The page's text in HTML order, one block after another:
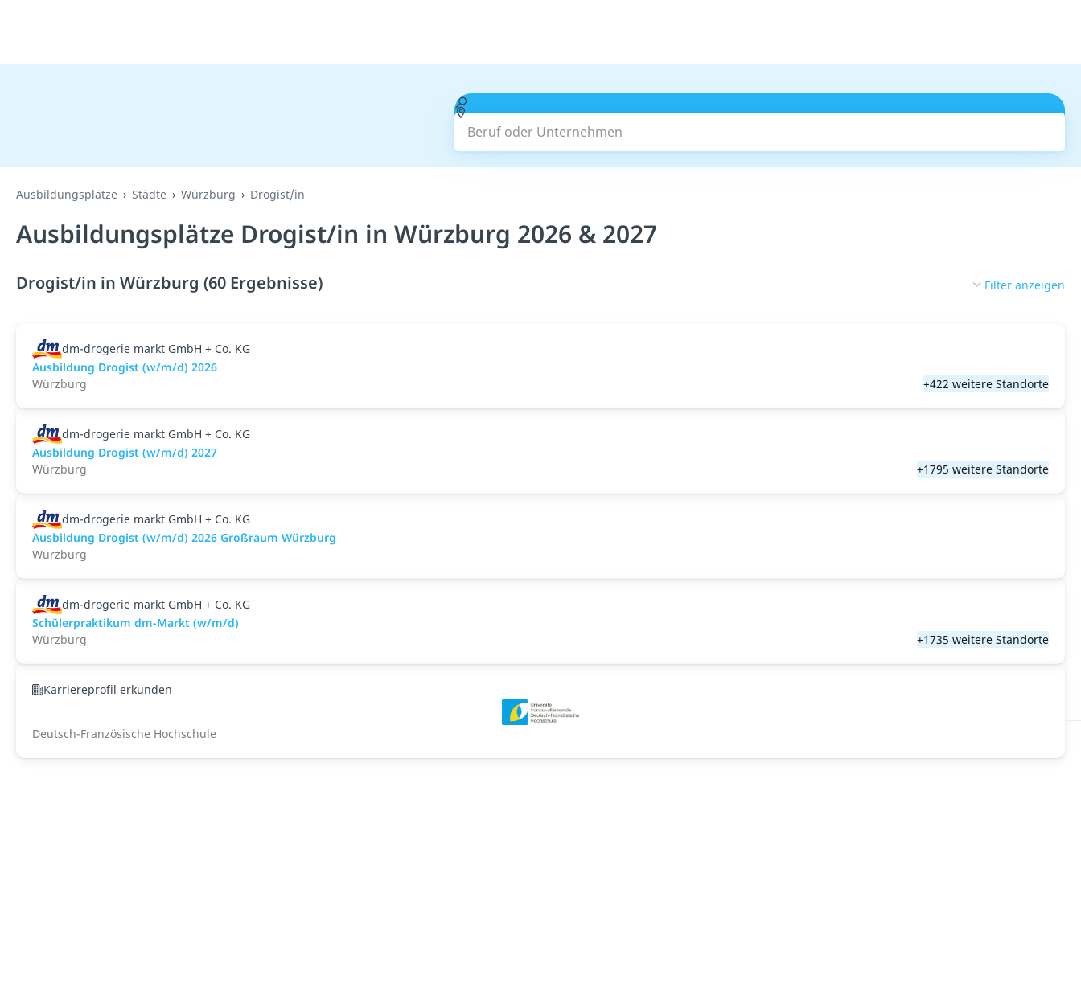
Beruf oder Unternehmen
Ausbildungsplätze Städte Würzburg Drogist/in
Ausbildungsplätze Drogist/in in Würzburg 2026 & 2027
Drogist/in in Würzburg (60 Ergebnisse) Filter anzeigen
dm-drogerie markt GmbH + Co. KG
Ausbildung Drogist (w/m/d) 2026
Würzburg
+422 weitere Standorte
dm-drogerie markt GmbH + Co. KG
Ausbildung Drogist (w/m/d) 2027
Würzburg
+1795 weitere Standorte
dm-drogerie markt GmbH + Co. KG
Ausbildung Drogist (w/m/d) 2026 Großraum Würzburg
Würzburg
dm-drogerie markt GmbH + Co. KG
Schülerpraktikum dm-Markt (w/m/d)
Würzburg
+1735 weitere Standorte
Karriereprofil erkunden
Deutsch-Französische Hochschule